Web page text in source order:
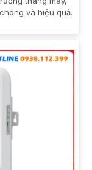
và hiệu quả.